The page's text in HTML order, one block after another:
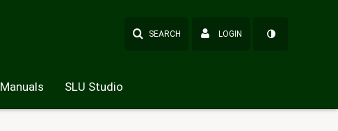
SEARCH LOGIN
Manuals SLU Studio